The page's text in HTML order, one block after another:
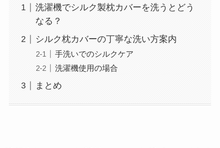
洗濯機でシルク製枕カバーを洗うとどう
なる？
シルク枕カバーの丁寧な洗い方案内
手洗いでのシルクケア
洗濯機使用の場合
まとめ